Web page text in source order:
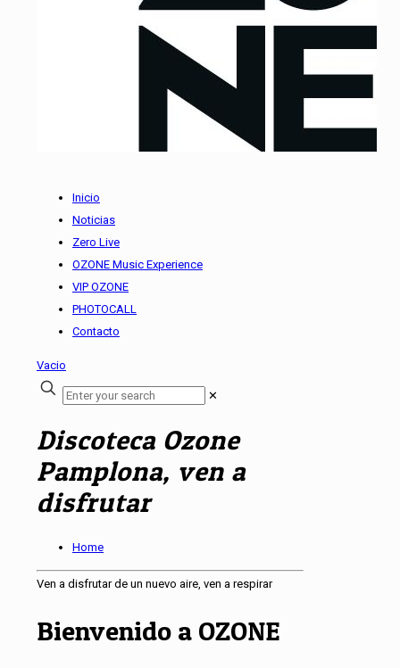
Inicio
Noticias
Zero Live
OZONE Music Experience
VIP OZONE
PHOTOCALL
Contacto
Vacio
✕
Discoteca Ozone
Pamplona, ven a
disfrutar
Home
Ven a disfrutar de un nuevo aire, ven a respirar
Bienvenido a OZONE